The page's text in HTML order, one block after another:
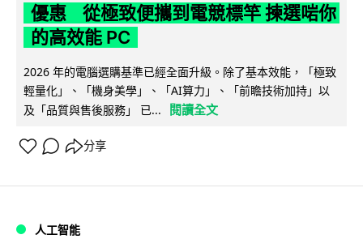
優惠 從極致便攜到電競標竿 揀選啱你
的高效能 PC
2026 年的電腦選購基準已經全面升級。除了基本效能，「極致
輕量化」、「機身美學」、「AI算力」、「前瞻技術加持」以
及「品質與售後服務」 已...
閱讀全文
分享
人工智能